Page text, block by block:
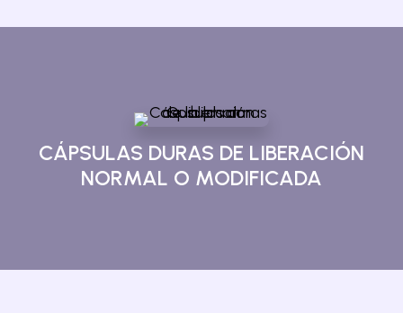
CÁPSULAS DURAS DE LIBERACIÓN
NORMAL O MODIFICADA